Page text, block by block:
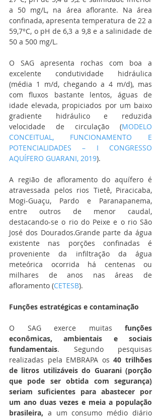
a 50 mg/L, na área aflorante. Na área
confinada, apresenta temperatura de 22 a
59,7°C, o pH de 6,3 a 9,8 e a salinidade de
50 a 500 mg/L.
O SAG apresenta rochas com boa a
excelente condutividade hidráulica
(média 1 m/d, chegando a 4 m/d), mas
com fluxos bastante lentos, águas de
idade elevada, propiciados por um baixo
gradiente hidráulico e reduzida
velocidade de circulação (MODELO
CONCEITUAL, FUNCIONAMENTO E
POTENCIALIDADES – I CONGRESSO
AQUÍFERO GUARANI, 2019).
A região de afloramento do aquífero é
atravessada pelos rios Tietê, Piracicaba,
Mogi-Guaçu, Pardo e Paranapanema,
entre outros de menor caudal,
destacando-se o rio do Peixe e o rio São
José dos Dourados.Grande parte da água
existente nas porções confinadas é
proveniente da infiltração da água
meteórica ocorrida há centenas ou
milhares de anos nas áreas de
afloramento (CETESB).
Funções estratégicas e contaminação
O SAG exerce muitas funções
econômicas, ambientais e sociais
fundamentais. Segundo pesquisas
realizadas pela EMBRAPA os 40 trilhões
de litros utilizáveis do Guarani (porção
que pode ser obtida com segurança)
seriam suficientes para abastecer por
um ano duas vezes e meia a população
brasileira, a um consumo médio diário